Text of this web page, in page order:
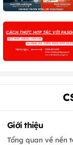
Giới thiệu
Tổng quan về nền